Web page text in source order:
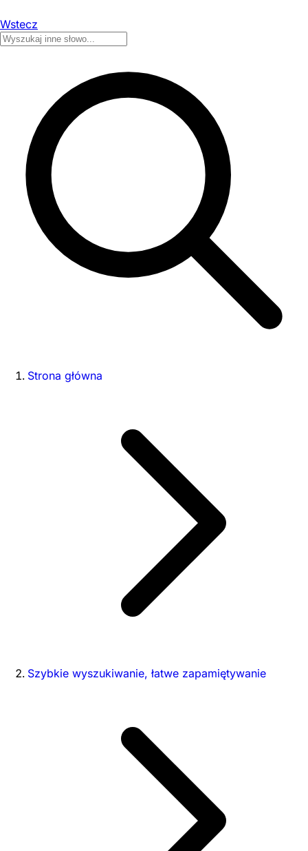
Wstecz
Strona główna
Szybkie wyszukiwanie, łatwe zapamiętywanie